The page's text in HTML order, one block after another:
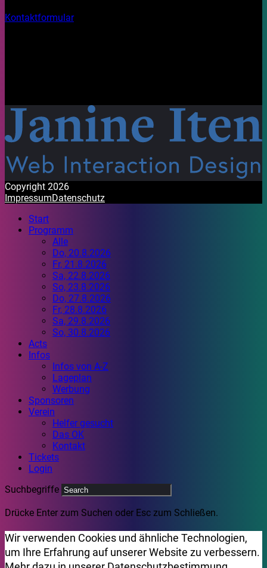
Kontaktformular
Copyright 2026
ImpressumDatenschutz
Start
Programm
Alle
Do, 20.8.2026
Fr, 21.8.2026
Sa, 22.8.2026
So, 23.8.2026
Do, 27.8.2026
Fr, 28.8.2026
Sa, 29.8.2026
So, 30.8.2026
Acts
Infos
Infos von A-Z
Lageplan
Werbung
Sponsoren
Verein
Helfer gesucht
Das OK
Kontakt
Tickets
Login
Suchbegriffe
Drücke Enter zum Suchen oder Esc zum Schließen.
Wir verwenden Cookies und ähnliche Technologien,
um Ihre Erfahrung auf unserer Website zu verbessern.